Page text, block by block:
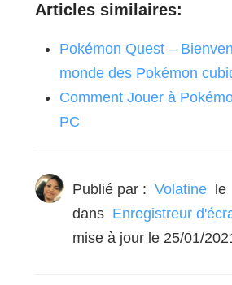
Articles similaires:
Pokémon Quest –
monde des Pokémon
Comment Jouer à
PC
Publié par : Volatine le
dans Enregistreur
mise à jour le 25/01/